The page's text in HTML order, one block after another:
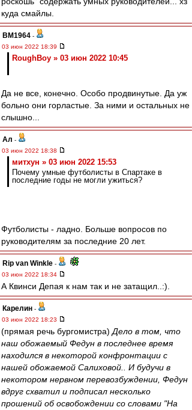
куда смайлы.
BM1964 -
03 июн 2022 18:39
RoughBoy » 03 июн 2022 10:45
Да не все, конечно. Особо продвинутые. Да уж
больно они горластые. За ними и остальных не
слышно...
Ал -
03 июн 2022 18:38
митхун » 03 июн 2022 15:53
Почему умные футболисты в Спартаке в
последние годы не могли ужиться?
Футболисты - ладно. Больше вопросов по
руководителям за последние 20 лет.
Rip van Winkle -
03 июн 2022 18:34
А Квинси Депая к нам так и не затащил..:).
Карелин -
03 июн 2022 18:23
(прямая речь бургомистра) Дело в том, что
наш обожаемый Федун в последнее время
находился в некоторой конфронтации с
нашей обожаемой Салиховой.. И будучи в
некотором нервном перевозбуждении, Федун
вдруг схватил и подписал несколько
прошений об освобождении со словами "На